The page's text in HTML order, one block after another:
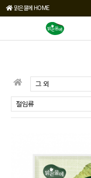
맑은물에 HOME